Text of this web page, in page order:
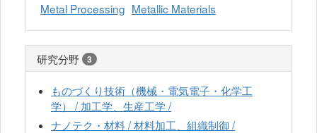
Metal Processing Metallic Materials
研究分野 3
ものづくり技術（機械・電気電子・化学工
学） / 加工学、生産工学 /
ナノテク・材料 / 材料加工、組織制御 /